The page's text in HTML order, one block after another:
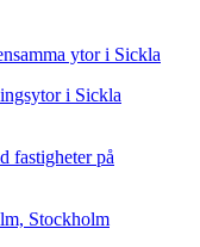
ytor i Sickla
i Sickla
fastigheter på
Stockholm